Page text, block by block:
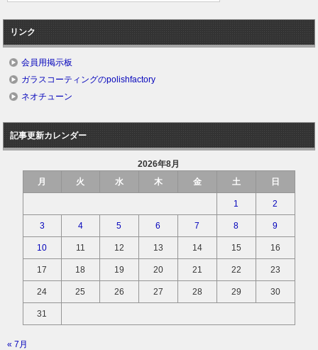
リンク
会員用掲示板
ガラスコーティングのpolishfactory
ネオチューン
記事更新カレンダー
2026年8月
月
火 水 木 金 土 日
1 2
3 4 5 6 7 8 9
10 11 12 13 14 15 16
17 18 19 20 21 22 23
24 25 26 27 28 29 30
31
« 7月